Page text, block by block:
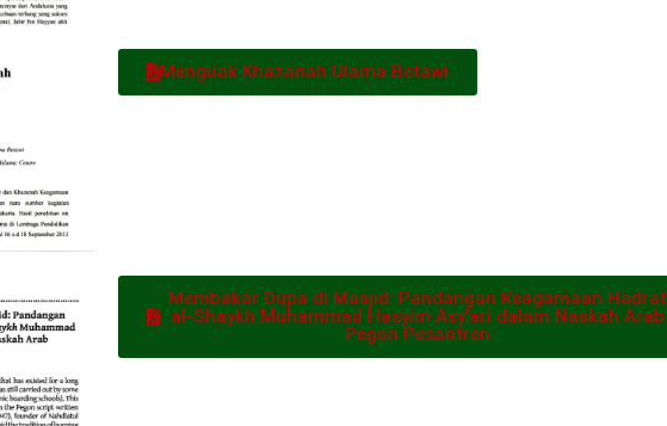
Menguak Khazanah Ulama Betawi
Membakar Dupa di Masjid: Pandangan Keagamaan Ḥaḍrat
al-Shaykh Muhammad Hasyim Asy’ari dalam Naskah Arab
Pegon Pesantren